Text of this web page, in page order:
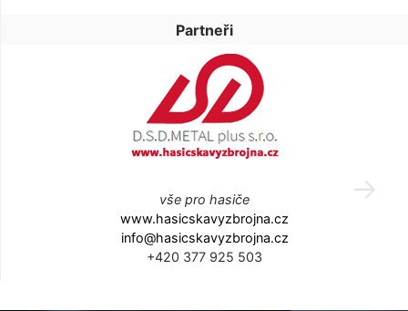
Partneři
vše pro hasiče
www.hasicskavyzbrojna.cz
info@hasicskavyzbrojna.cz
+420 377 925 503